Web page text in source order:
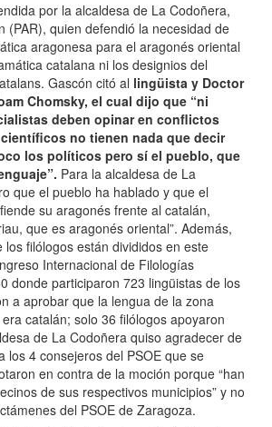
por la alcaldesa de La Codoñera,
(PAR), quien defendió la necesidad de
aragonesa para el aragonés oriental
catalana ni los designios del
Gascón citó al lingüista y Doctor
Chomsky, el cual dijo que “ni
deben opinar en conflictos
no tienen nada que decir
los políticos pero sí el pueblo, que
Para la alcaldesa de La
que el pueblo ha hablado y que el
su aragonés frente al catalán,
que es aragonés oriental”. Además,
los filólogos están divididos en este
Internacional de Filologías
donde participaron 723 lingüistas de los
a aprobar que la lengua de la zona
catalán; solo 36 filólogos apoyaron
de La Codoñera quiso agradecer de
los 4 consejeros del PSOE que se
en contra de la moción porque “han
de sus respectivos municipios” y no
del PSOE de Zaragoza.